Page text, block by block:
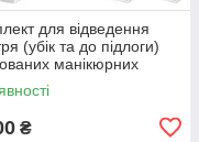
для відведення
(убік та до підлоги)
манікюрних
Teri Turbo / 800
метра)
₴